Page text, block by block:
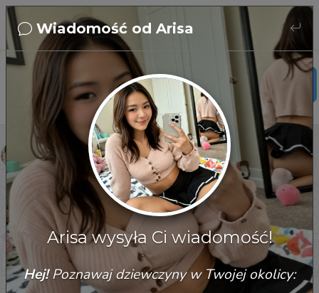
Wiadomość od Arisa
Arisa wysyła Ci wiadomość!
Hej!Poznawaj dziewczyny w Twojej okolicy:
Arisa
25歲
taiwan
Arisa
Hāi ? Xiǎng bù xiǎng liáo ge tiān? Yěxǔ wǒmen huì liáo de
hěn kāixīn o.
07/08/2026, 12:37:24